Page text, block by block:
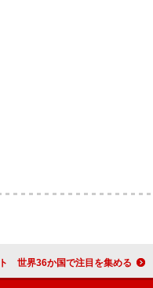
雨穴『変な絵』がイギリス最大級書店Waterstones 2025年【Book of the Year】最終候補にノミネート 世界36か国で注目を集める